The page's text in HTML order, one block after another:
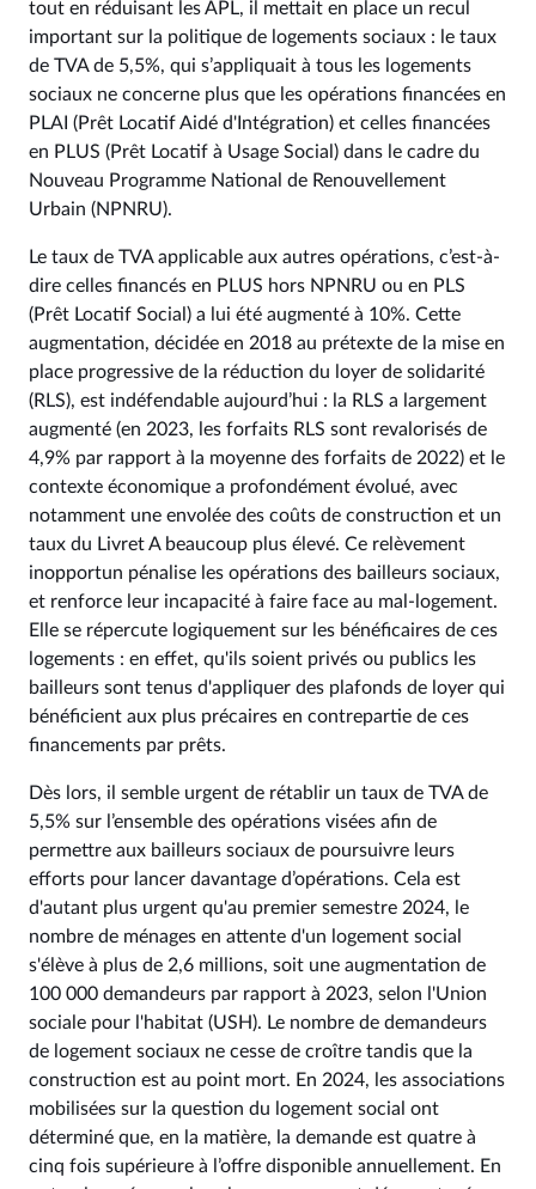
tout en réduisant les APL, il mettait en place un recul
important sur la politique de logements sociaux : le taux
de TVA de 5,5%, qui s’appliquait à tous les logements
sociaux ne concerne plus que les opérations financées en
PLAI (Prêt Locatif Aidé d'Intégration) et celles financées
en PLUS (Prêt Locatif à Usage Social) dans le cadre du
Nouveau Programme National de Renouvellement
Urbain (NPNRU).
Le taux de TVA applicable aux autres opérations, c’est-à-
dire celles financés en PLUS hors NPNRU ou en PLS
(Prêt Locatif Social) a lui été augmenté à 10%. Cette
augmentation, décidée en 2018 au prétexte de la mise en
place progressive de la réduction du loyer de solidarité
(RLS), est indéfendable aujourd’hui : la RLS a largement
augmenté (en 2023, les forfaits RLS sont revalorisés de
4,9% par rapport à la moyenne des forfaits de 2022) et le
contexte économique a profondément évolué, avec
notamment une envolée des coûts de construction et un
taux du Livret A beaucoup plus élevé. Ce relèvement
inopportun pénalise les opérations des bailleurs sociaux,
et renforce leur incapacité à faire face au mal-logement.
Elle se répercute logiquement sur les bénéficaires de ces
logements : en effet, qu'ils soient privés ou publics les
bailleurs sont tenus d'appliquer des plafonds de loyer qui
bénéficient aux plus précaires en contrepartie de ces
financements par prêts.
Dès lors, il semble urgent de rétablir un taux de TVA de
5,5% sur l’ensemble des opérations visées afin de
permettre aux bailleurs sociaux de poursuivre leurs
efforts pour lancer davantage d’opérations. Cela est
d'autant plus urgent qu'au premier semestre 2024, le
nombre de ménages en attente d'un logement social
s'élève à plus de 2,6 millions, soit une augmentation de
100 000 demandeurs par rapport à 2023, selon l'Union
sociale pour l'habitat (USH). Le nombre de demandeurs
de logement sociaux ne cesse de croître tandis que la
construction est au point mort. En 2024, les associations
mobilisées sur la question du logement social ont
déterminé que, en la matière, la demande est quatre à
cinq fois supérieure à l’offre disponible annuellement. En